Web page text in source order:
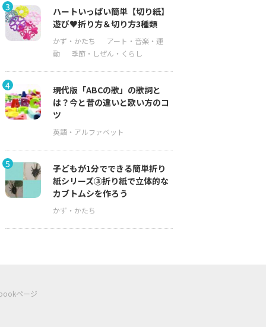
3
ハートいっぱい簡単【切り紙】
遊び♥折り方＆切り方3種類
4
現代版「ABCの歌」の歌詞と
は？今と昔の違いと歌い方のコ
ツ
5
子どもが1分でできる簡単折り
紙シリーズ③折り紙で立体的な
カブトムシを作ろう
ページ